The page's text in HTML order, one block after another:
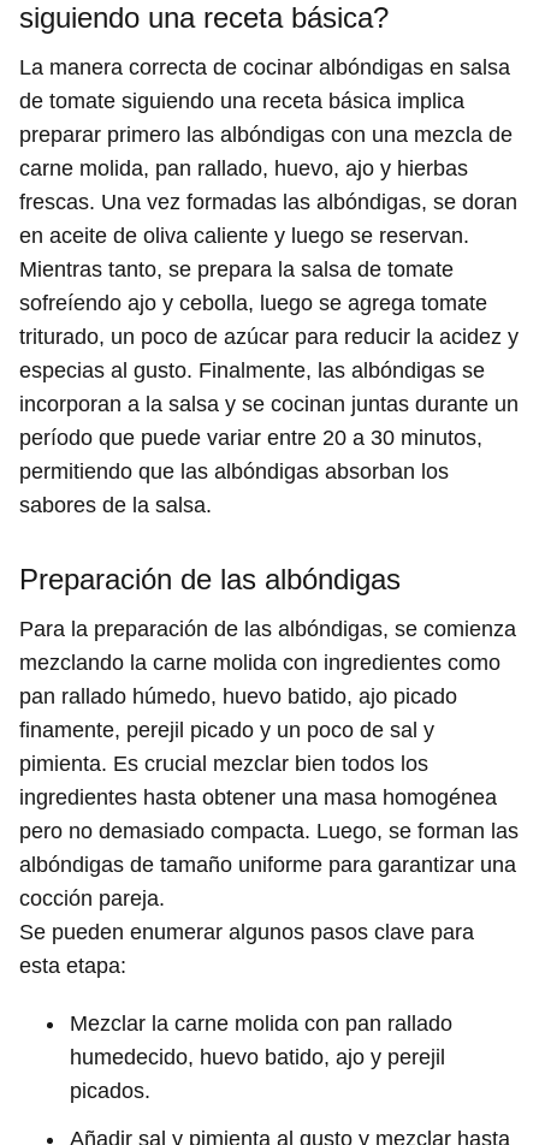
siguiendo una receta básica?
La manera correcta de cocinar albóndigas en salsa
de tomate siguiendo una receta básica implica
preparar primero las albóndigas con una mezcla de
carne molida, pan rallado, huevo, ajo y hierbas
frescas. Una vez formadas las albóndigas, se doran
en aceite de oliva caliente y luego se reservan.
Mientras tanto, se prepara la salsa de tomate
sofreíendo ajo y cebolla, luego se agrega tomate
triturado, un poco de azúcar para reducir la acidez y
especias al gusto. Finalmente, las albóndigas se
incorporan a la salsa y se cocinan juntas durante un
período que puede variar entre 20 a 30 minutos,
permitiendo que las albóndigas absorban los
sabores de la salsa.
Preparación de las albóndigas
Para la preparación de las albóndigas, se comienza
mezclando la carne molida con ingredientes como
pan rallado húmedo, huevo batido, ajo picado
finamente, perejil picado y un poco de sal y
pimienta. Es crucial mezclar bien todos los
ingredientes hasta obtener una masa homogénea
pero no demasiado compacta. Luego, se forman las
albóndigas de tamaño uniforme para garantizar una
cocción pareja.
Se pueden enumerar algunos pasos clave para
esta etapa:
Mezclar la carne molida con pan rallado
humedecido, huevo batido, ajo y perejil
picados.
Añadir sal y pimienta al gusto y mezclar hasta